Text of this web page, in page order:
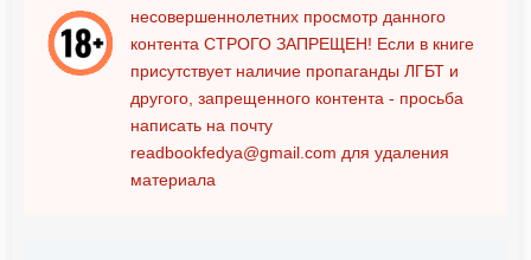
несовершеннолетних просмотр данного
контента СТРОГО ЗАПРЕЩЕН! Если в книге
присутствует наличие пропаганды ЛГБТ и
другого, запрещенного контента - просьба
написать на почту
readbookfedya@gmail.com для удаления
материала